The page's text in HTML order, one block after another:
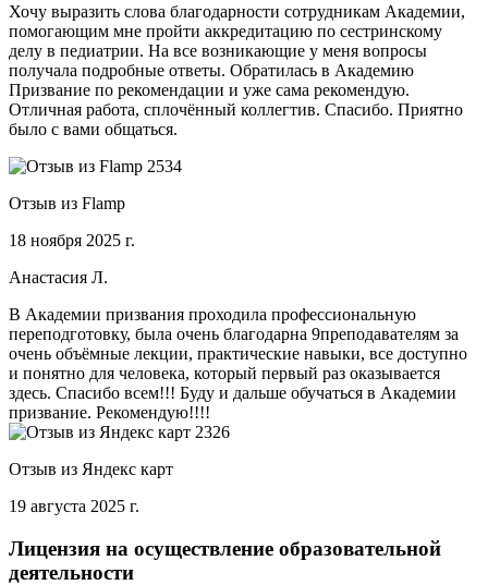
Хочу выразить слова благодарности сотрудникам Академии,
помогающим мне пройти аккредитацию по сестринскому
делу в педиатрии. На все возникающие у меня вопросы
получала подробные ответы. Обратилась в Академию
Призвание по рекомендации и уже сама рекомендую.
Отличная работа, сплочённый коллегтив. Спасибо. Приятно
было с вами общаться.
Отзыв из Flamp
18 ноября 2025 г.
Анастасия Л.
В Академии призвания проходила профессиональную
переподготовку, была очень благодарна 9преподавателям за
очень объёмные лекции, практические навыки, все доступно
и понятно для человека, который первый раз оказывается
здесь. Спасибо всем!!! Буду и дальше обучаться в Академии
призвание. Рекомендую!!!!
Отзыв из Яндекс карт
19 августа 2025 г.
Лицензия на осуществление образовательной
деятельности